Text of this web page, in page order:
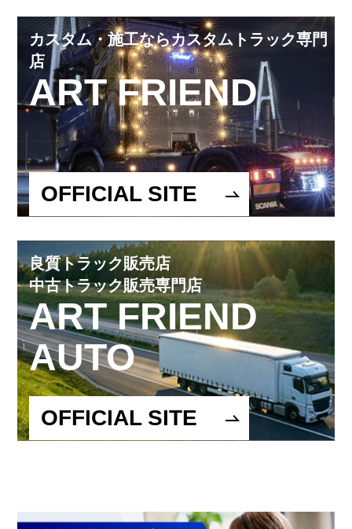
カスタム・施工ならカスタムトラック専門
店
ART FRIEND
OFFICIAL SITE
良質トラック販売店
中古トラック販売専門店
ART FRIEND
AUTO
OFFICIAL SITE